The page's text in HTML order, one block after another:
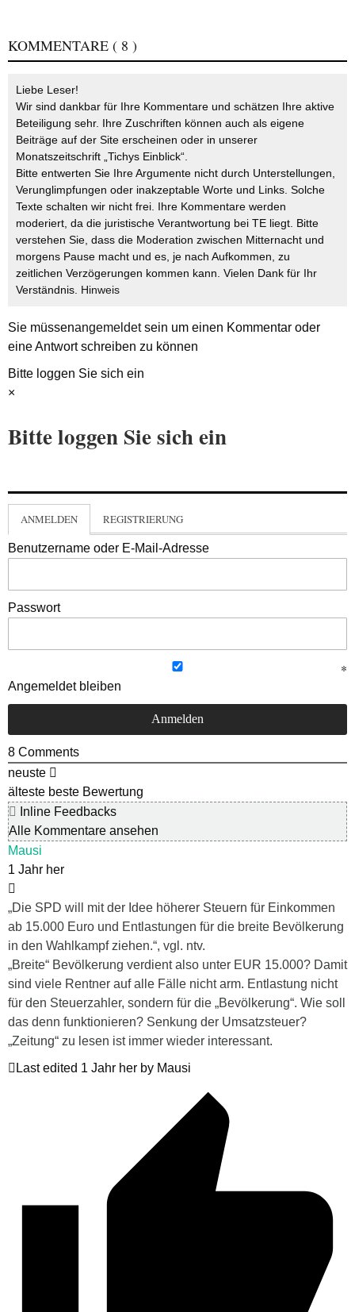
KOMMENTARE ( 8 )
Liebe Leser!
Wir sind dankbar für Ihre Kommentare und schätzen Ihre aktive
Beteiligung sehr. Ihre Zuschriften können auch als eigene
Beiträge auf der Site erscheinen oder in unserer
Monatszeitschrift „Tichys Einblick“.
Bitte entwerten Sie Ihre Argumente nicht durch Unterstellungen,
Verunglimpfungen oder inakzeptable Worte und Links. Solche
Texte schalten wir nicht frei. Ihre Kommentare werden
moderiert, da die juristische Verantwortung bei TE liegt. Bitte
verstehen Sie, dass die Moderation zwischen Mitternacht und
morgens Pause macht und es, je nach Aufkommen, zu
zeitlichen Verzögerungen kommen kann. Vielen Dank für Ihr
Verständnis. Hinweis
Sie müssenangemeldetsein um einen Kommentar oder
eine Antwort schreiben zu können
Bitte loggen Sie sich ein
×
Bitte loggen Sie sich ein
ANMELDEN REGISTRIERUNG
Benutzername oder E-Mail-Adresse
Passwort
Angemeldet bleiben
8 Comments
neuste
älteste beste Bewertung
Inline Feedbacks
Alle Kommentare ansehen
Mausi
1 Jahr her
„Die SPD will mit der Idee höherer Steuern für Einkommen
ab 15.000 Euro und Entlastungen für die breite Bevölkerung
in den Wahlkampf ziehen.“, vgl. ntv.
„Breite“ Bevölkerung verdient also unter EUR 15.000? Damit
sind viele Rentner auf alle Fälle nicht arm. Entlastung nicht
für den Steuerzahler, sondern für die „Bevölkerung“. Wie soll
das denn funktionieren? Senkung der Umsatzsteuer?
„Zeitung“ zu lesen ist immer wieder interessant.
Last edited 1 Jahr her by Mausi